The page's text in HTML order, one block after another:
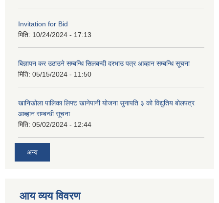
Invitation for Bid
मिति: 10/24/2024 - 17:13
बिज्ञापन कर उठाउने सम्बन्धि सिलबन्दी दरभाउ पत्र आव्हान सम्बन्धि सूचना
मिति: 05/15/2024 - 11:50
खानिखोला पालिका लिफ्ट खानेपानी योजना सुनापति ३ को विद्युतिय बोलपत्र
आब्हान सम्बन्धी सूचना
मिति: 05/02/2024 - 12:44
अन्य
आय व्यय विवरण